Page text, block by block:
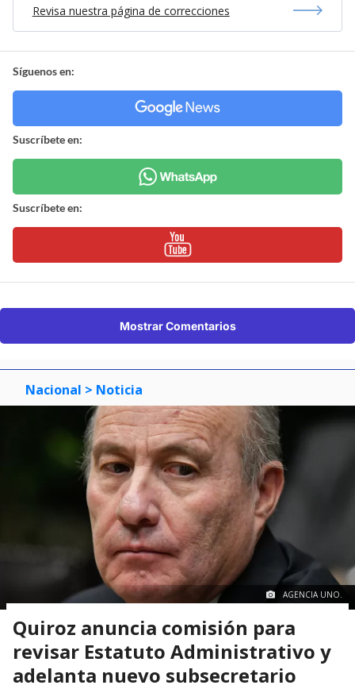
Revisa nuestra página de correcciones
Síguenos en:
Suscríbete en:
Suscríbete en:
Mostrar Comentarios
Nacional > Noticia
AGENCIA UNO.
Quiroz anuncia comisión para
revisar Estatuto Administrativo y
adelanta nuevo subsecretario